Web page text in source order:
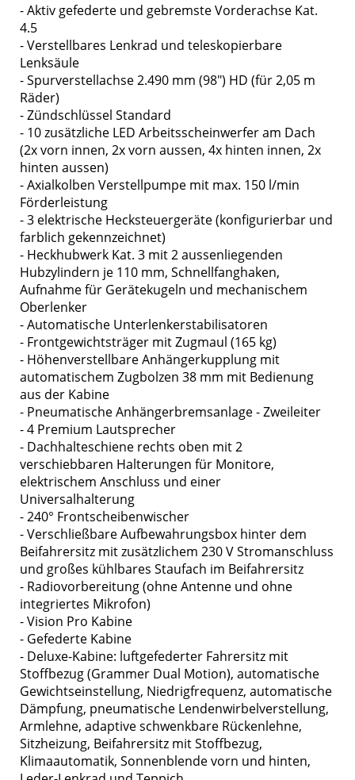
- Aktiv gefederte und gebremste Vorderachse Kat.
4.5
- Verstellbares Lenkrad und teleskopierbare
Lenksäule
- Spurverstellachse 2.490 mm (98") HD (für 2,05 m
Räder)
- Zündschlüssel Standard
- 10 zusätzliche LED Arbeitsscheinwerfer am Dach
(2x vorn innen, 2x vorn aussen, 4x hinten innen, 2x
hinten aussen)
- Axialkolben Verstellpumpe mit max. 150 l/min
Förderleistung
- 3 elektrische Hecksteuergeräte (konfigurierbar und
farblich gekennzeichnet)
- Heckhubwerk Kat. 3 mit 2 aussenliegenden
Hubzylindern je 110 mm, Schnellfanghaken,
Aufnahme für Gerätekugeln und mechanischem
Oberlenker
- Automatische Unterlenkerstabilisatoren
- Frontgewichtsträger mit Zugmaul (165 kg)
- Höhenverstellbare Anhängerkupplung mit
automatischem Zugbolzen 38 mm mit Bedienung
aus der Kabine
- Pneumatische Anhängerbremsanlage - Zweileiter
- 4 Premium Lautsprecher
- Dachhalteschiene rechts oben mit 2
verschiebbaren Halterungen für Monitore,
elektrischem Anschluss und einer
Universalhalterung
- 240° Frontscheibenwischer
- Verschließbare Aufbewahrungsbox hinter dem
Beifahrersitz mit zusätzlichem 230 V Stromanschluss
und großes kühlbares Staufach im Beifahrersitz
- Radiovorbereitung (ohne Antenne und ohne
integriertes Mikrofon)
- Vision Pro Kabine
- Gefederte Kabine
- Deluxe-Kabine: luftgefederter Fahrersitz mit
Stoffbezug (Grammer Dual Motion), automatische
Gewichtseinstellung, Niedrigfrequenz, automatische
Dämpfung, pneumatische Lendenwirbelverstellung,
Armlehne, adaptive schwenkbare Rückenlehne,
Sitzheizung, Beifahrersitz mit Stoffbezug,
Klimaautomatik, Sonnenblende vorn und hinten,